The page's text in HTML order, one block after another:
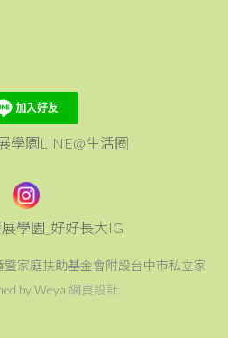
學園LINE@生活圈
學園_好好長大IG
家庭扶助基金會附設台中市私立家
by Weya 網頁設計